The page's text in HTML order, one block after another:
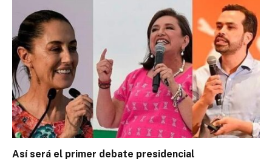
Así será el primer debate presidencial